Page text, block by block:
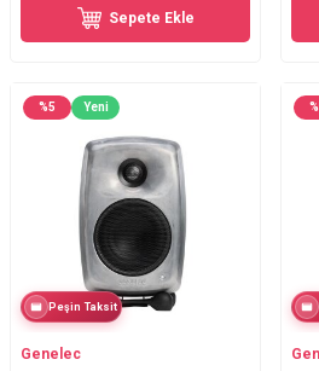
Sepete Ekle
%5 Yeni
Peşin Taksit
Genelec
%